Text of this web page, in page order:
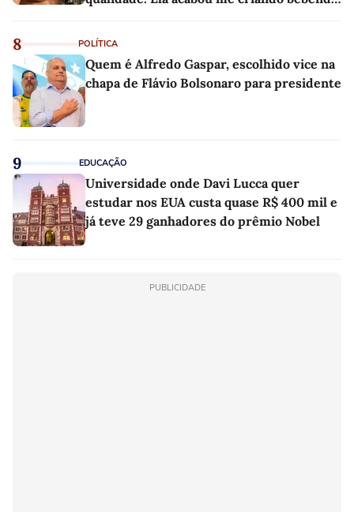
8 POLÍTICA
Quem é Alfredo Gaspar, escolhido vice na
chapa de Flávio Bolsonaro para presidente
9 EDUCAÇÃO
Universidade onde Davi Lucca quer
estudar nos EUA custa quase R$ 400 mil e
já teve 29 ganhadores do prêmio Nobel
PUBLICIDADE